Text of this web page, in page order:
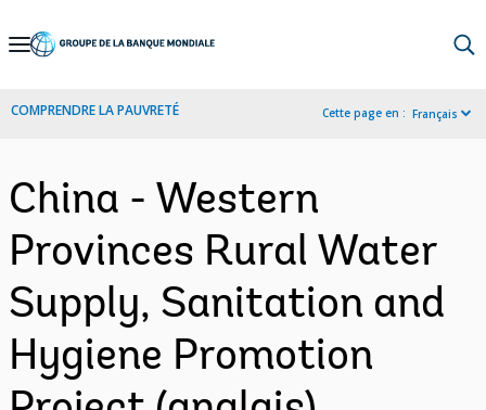
Skip
Navigation
COMPRENDRE LA PAUVRETÉ Cette page en : Français
China - Western
Provinces Rural Water
Supply, Sanitation and
Hygiene Promotion